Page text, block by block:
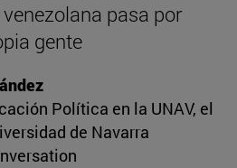
pasa por
gente
Política en la UNAV, el
de Navarra